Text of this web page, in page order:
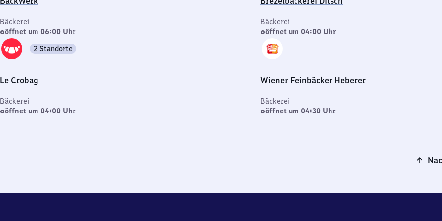
Bäckerei
öffnet um 06:00 Uhr
Bäckerei
öffnet um 04:00 Uhr
Le Crobag
2 Standorte
Bäckerei
öffnet um 04:00 Uhr
Wiener Feinbäcker Heberer
Bäckerei
öffnet um 04:30 Uhr